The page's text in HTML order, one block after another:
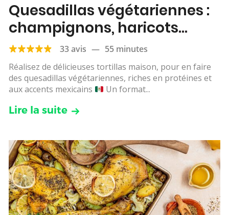
Quesadillas végétariennes :
champignons, haricots
rouges, maïs & cheddar
33 avis — 55 minutes
Réalisez de délicieuses tortillas maison, pour en faire
des quesadillas végétariennes, riches en protéines et
aux accents mexicains
Un format...
Lire la suite